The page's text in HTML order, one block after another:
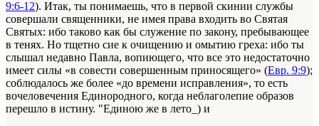
9:6-12). Итак, ты понимаешь, что в первой скинии службы
совершали священники, не имея права входить во Святая
Святых: ибо таково как бы служение по закону, пребывающее
в тенях. Но тщетно сие к очищению и омытию греха: ибо ты
слышал недавно Павла, вопиющего, что все это недостаточно
имеет силы «в совести совершенным приносящего» (Евр. 9:9);
соблюдалось же более «до времени исправления», то есть
вочеловечения Единородного, когда неблаголепие образов
перешло в истину. "Единою же в лето_) и